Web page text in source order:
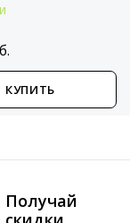
КУПИТЬ
Получай